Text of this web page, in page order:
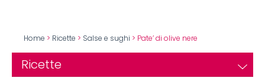
Home > Ricette > Salse e sughi > Pate’ di olive nere
Ricette